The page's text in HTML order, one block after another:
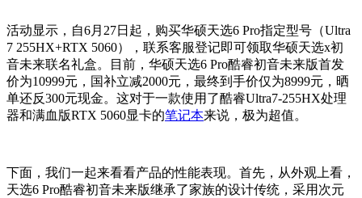
活动显示，自6月27日起，购买华硕天选6 Pro指定型号（Ultra
7 255HX+RTX 5060），联系客服登记即可领取华硕天选x初
音未来联名礼盒。目前，华硕天选6 Pro酷睿初音未来版首发
价为10999元，国补立减2000元，最终到手价仅为8999元，晒
单还反300元现金。这对于一款使用了酷睿Ultra7-255HX处理
器和满血版RTX 5060显卡的笔记本来说，极为超值。
下面，我们一起来看看产品的性能表现。首先，从外观上看，
天选6 Pro酷睿初音未来版继承了家族的设计传统，采用次元